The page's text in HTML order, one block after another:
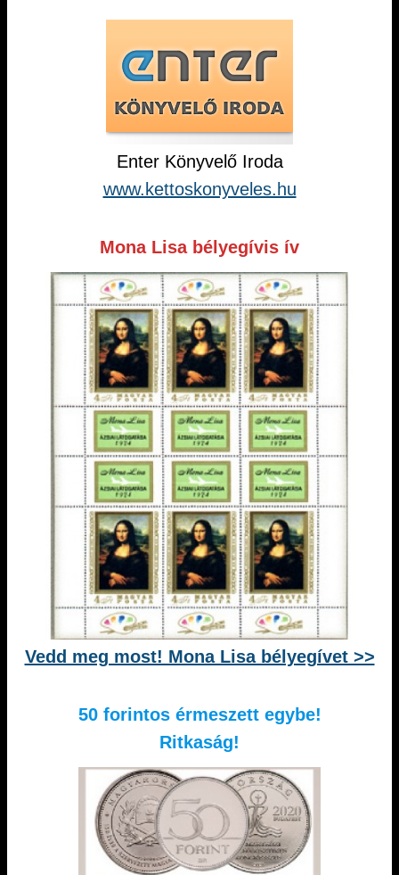
Enter Könyvelő Iroda
www.kettoskonyveles.hu
Mona Lisa bélyegívis ív
Vedd meg most! Mona Lisa bélyegívet >>
50 forintos érmeszett egybe!
Ritkaság!